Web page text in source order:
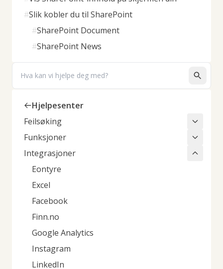
#Slik kobler du til SharePoint
#SharePoint Document
#SharePoint News
Search
Hjelpesenter
Feilsøking
Funksjoner
Integrasjoner
Eontyre
Excel
Facebook
Finn.no
Google Analytics
Instagram
LinkedIn